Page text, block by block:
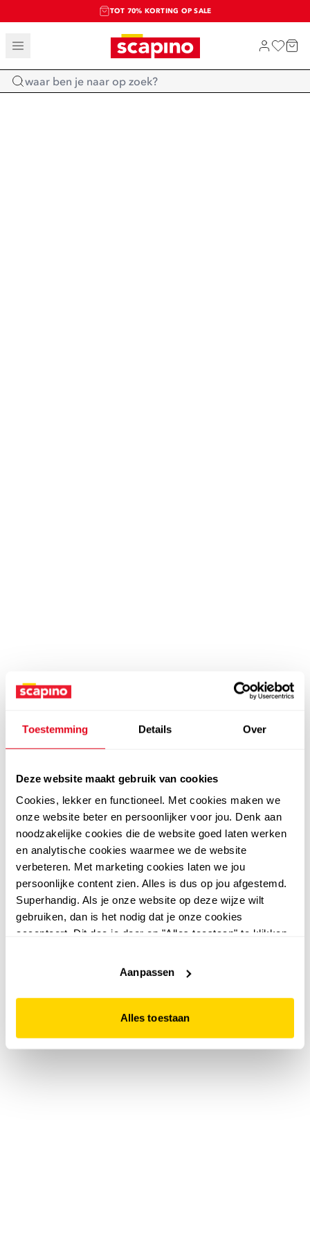
Toestemming Details Over
Deze website maakt gebruik van cookies
Cookies, lekker en functioneel. Met cookies maken we
onze website beter en persoonlijker voor jou. Denk aan
noodzakelijke cookies die de website goed laten werken
en analytische cookies waarmee we de website
verbeteren. Met marketing cookies laten we jou
persoonlijke content zien. Alles is dus op jou afgestemd.
Superhandig. Als je onze website op deze wijze wilt
gebruiken, dan is het nodig dat je onze cookies
accepteert. Dit doe je door op "Alles toestaan" te klikken.
website niet optimaal functioneert.
Aanpassen
Alles toestaan
TOT 70% KORTING OP SALE
SALE: LAATSTE KANS!
SHOP NIEUW
Home